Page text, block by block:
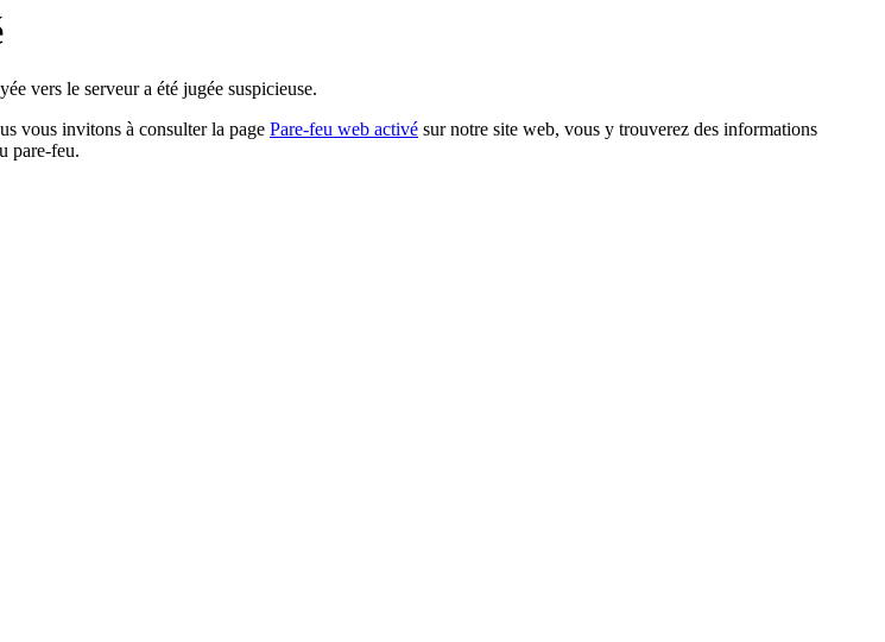
vers le serveur a été jugée suspicieuse.
vous invitons à consulter la page Pare-feu web activé sur notre site web, vous y trouverez des informations
pare-feu.